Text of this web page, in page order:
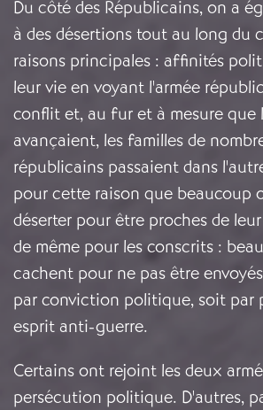
Du côté des Républicains, on a
à des désertions tout au long du
raisons principales : affinités
leur vie en voyant l'armée
conflit et, au fur et à mesure que
avançaient, les familles de
républicains passaient dans
pour cette raison que beaucoup
déserter pour être proches de
de même pour les conscrits :
cachent pour ne pas être
par conviction politique, soit par
esprit anti-guerre.
Certains ont rejoint les deux
persécution politique. D'autres,